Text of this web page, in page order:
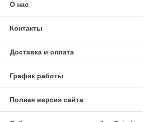
О нас
Контакты
Доставка и оплата
График работы
Полная версия сайта